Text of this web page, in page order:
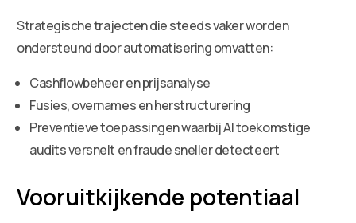
Strategische trajecten die steeds vaker worden
ondersteund door automatisering omvatten:
Cashflowbeheer en prijsanalyse
Fusies, overnames en herstructurering
Preventieve toepassingen waarbij AI toekomstige
audits versnelt en fraude sneller detecteert
Vooruitkijkende potentiaal